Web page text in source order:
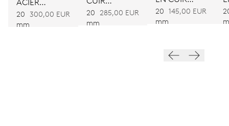
VIBRATIONS
ACIER
INOXYDABLE
20
mm
300,00 EUR
MARRON
20
mm
285,00 EUR
NOIR
20
mm
145,00 EUR